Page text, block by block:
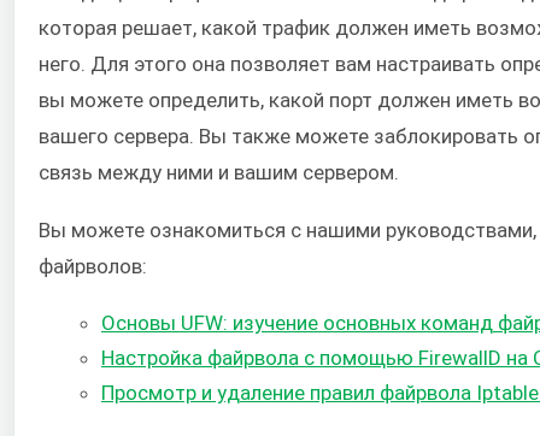
которая решает, какой трафик должен иметь
него. Для этого она позволяет вам настраивать
вы можете определить, какой порт должен иметь
вашего сервера. Вы также можете заблокировать
связь между ними и вашим сервером.
Вы можете ознакомиться с нашими
файрволов:
Основы UFW: изучение основных команд
Настройка файрвола с помощью FirewallD на
Просмотр и удаление правил файрвола